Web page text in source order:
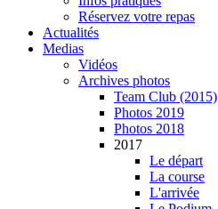
Réservez votre repas
Actualités
Medias
Vidéos
Archives photos
Team Club (2015)
Photos 2019
Photos 2018
2017
Le départ
La course
L'arrivée